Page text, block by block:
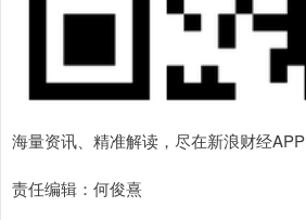
海量资讯、精准解读，尽在新浪财经APP
责任编辑：何俊熹